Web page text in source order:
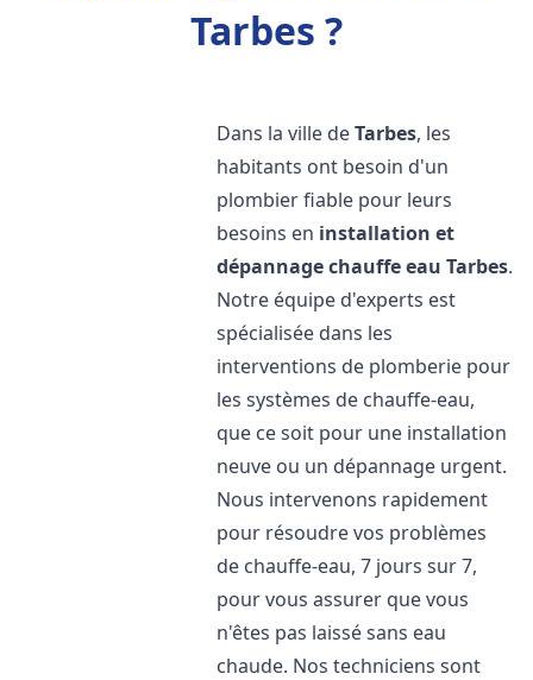
Tarbes ?
Dans la ville deTarbes, les
habitants ont besoin d'un
plombier fiable pour leurs
besoins en installation et
dépannage chauffe eau Tarbes.
Notre équipe d'experts est
spécialisée dans les
interventions de plomberie pour
les systèmes de chauffe-eau,
que ce soit pour une installation
neuve ou un dépannage urgent.
Nous intervenons rapidement
pour résoudre vos problèmes
de chauffe-eau, 7 jours sur 7,
pour vous assurer que vous
n'êtes pas laissé sans eau
chaude. Nos techniciens sont